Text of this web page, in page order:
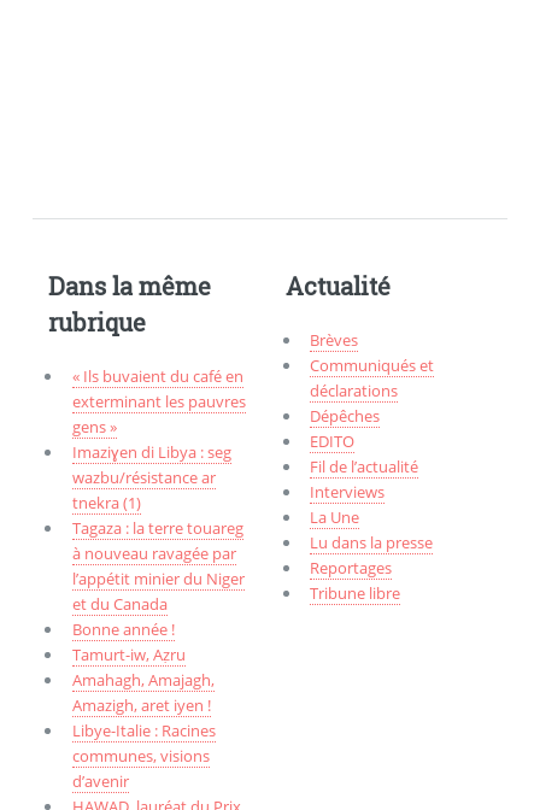
Dans la même
rubrique
« Ils buvaient du café en
exterminant les pauvres
gens »
Imaziɣen di Libya : seg
wazbu/résistance ar
tnekra (1)
Tagaza : la terre touareg
à nouveau ravagée par
l’appétit minier du Niger
et du Canada
Bonne année !
Tamurt-iw, Aẓru
Amahagh, Amajagh,
Amazigh, aret iyen !
Libye-Italie : Racines
communes, visions
d’avenir
Actualité
Brèves
Communiqués et
déclarations
Dépêches
EDITO
Fil de l’actualité
Interviews
La Une
Lu dans la presse
Reportages
Tribune libre